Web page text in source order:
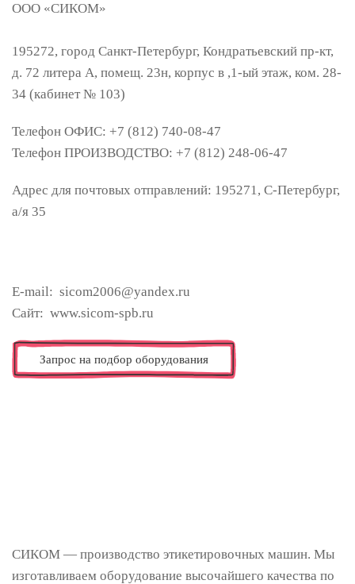
ООО «СИКОМ»
195272, город Санкт-Петербург, Кондратьевский пр-кт,
д. 72 литера А, помещ. 23н, корпус в ,1-ый этаж, ком. 28-
34 (кабинет № 103)
Телефон ОФИС: +7 (812) 740-08-47
Телефон ПРОИЗВОДСТВО: +7 (812) 248-06-47
Адрес для почтовых отправлений: 195271, С-Петербург,
а/я 35
E-mail: sicom2006@yandex.ru
Сайт: www.sicom-spb.ru
Запрос на подбор оборудования
СИКОМ — производство этикетировочных машин. Мы
изготавливаем оборудование высочайшего качества по